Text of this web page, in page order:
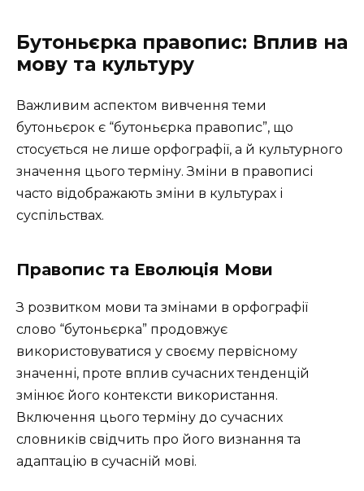
Бутоньєрка правопис: Вплив на
мову та культуру
Важливим аспектом вивчення теми
бутоньєрок є “бутоньєрка правопис”, що
стосується не лише орфографії, а й культурного
значення цього терміну. Зміни в правописі
часто відображають зміни в культурах і
суспільствах.
Правопис та Еволюція Мови
З розвитком мови та змінами в орфографії
слово “бутоньєрка” продовжує
використовуватися у своєму первісному
значенні, проте вплив сучасних тенденцій
змінює його контексти використання.
Включення цього терміну до сучасних
словників свідчить про його визнання та
адаптацію в сучасній мові.